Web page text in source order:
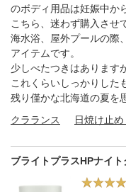
のボディ用品は妊娠中か
こちら、迷わず購入させ
海水浴、屋外プールの際
アイテムです。
少しべたつきはあります
これくらいしっかりした
残り僅かな北海道の夏を
クラランス
日焼け止
ブライトプラスHPナイト